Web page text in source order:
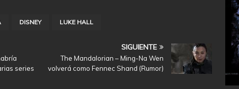
DISNEY LUKE HALL
series
SIGUIENTE
The Mandalorian – Ming-Na Wen
volverá como Fennec Shand (Rumor)